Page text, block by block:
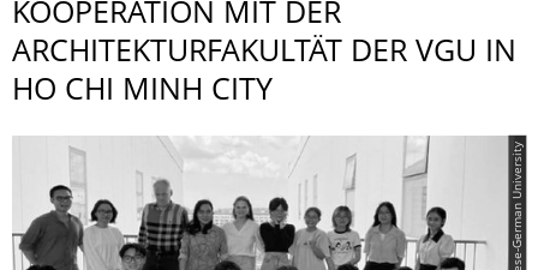
KOOPERATION MIT DER
ARCHITEKTURFA­KULTÄT DER VGU IN
HO CHI MINH CITY